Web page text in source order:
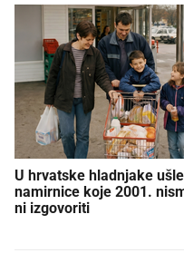
U hrvatske hladnjake
namirnice koje 2001.
ni izgovoriti